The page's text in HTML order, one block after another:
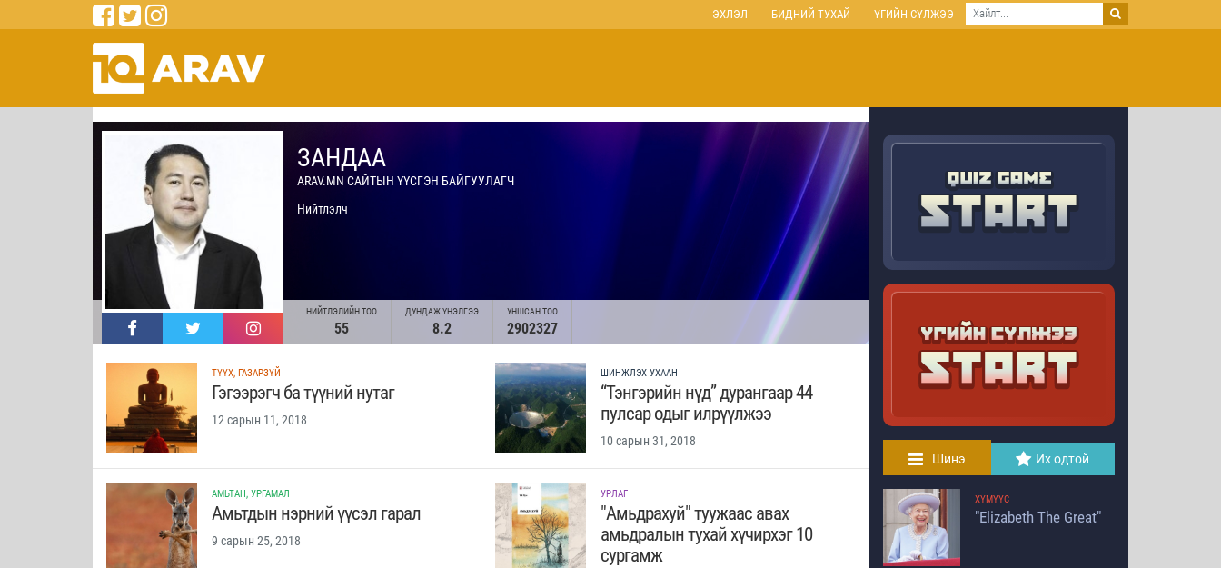
ЭХЛЭЛ БИДНИЙ ТУХАЙ ҮГИЙН СҮЛЖЭЭ
ЗАНДАА
ARAV.MN САЙТЫН ҮҮСГЭН БАЙГУУЛАГЧ
Нийтлэлч
НИЙТЛЭЛИЙН ТОО
55
ДУНДАЖ ҮНЭЛГЭЭ
8.2
УНШСАН ТОО
2902327
ТҮҮХ, ГАЗАРЗҮЙ
Гэгээрэгч ба түүний нутаг
12 сарын 11, 2018
ШИНЖЛЭХ УХААН
“Тэнгэрийн нүд” дурангаар 44
пулсар одыг илрүүлжээ
10 сарын 31, 2018
АМЬТАН, УРГАМАЛ
Амьтдын нэрний үүсэл гарал
9 сарын 25, 2018
УРЛАГ
"Амьдрахуй" туужаас авах
амьдралын тухай хүчирхэг 10
сургамж
Шинэ Их одтой
ХҮМҮҮС
"Elizabeth The Great"